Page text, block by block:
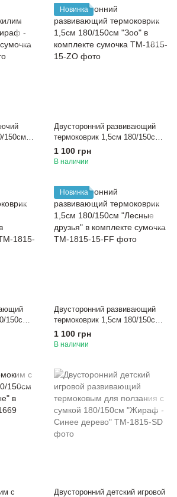
150см
Новинка
Двусторонний развивающий
термоковрик 1,5см 180/150см
"Зоо" в комплекте сумочка
1 100 грн
В наличии
150см
Новинка
Двусторонний развивающий
термоковрик 1,5см 180/150см
"Лесные друзья" в комплекте
сумочка
1 100 грн
В наличии
с
Двусторонний детский игровой